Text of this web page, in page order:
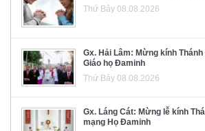
Thứ Bảy 08.08.2026
Gx. Hải Lâm: Mừng kính
Giáo họ Đaminh
Thứ Bảy 08.08.2026
Gx. Láng Cát: Mừng lễ kính
mạng Họ Đaminh